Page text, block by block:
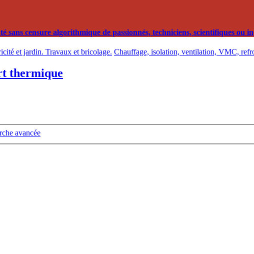
sans censure algorithmique de passionnés, techniciens, scientifiques ou
et jardin. Travaux et bricolage. Chauffage, isolation, ventilation, VMC,
thermique
avancée